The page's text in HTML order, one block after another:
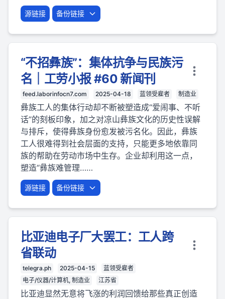
源链接 备份链接
“不招彝族”：集体抗争与民族污
名｜工劳小报 #60 新闻刊
feed.laborinfocn7.com 2025-04-18 蓝领受雇者 制造业
彝族工人的集体行动却不断被塑造成“爱闹事、不听
话”的刻板印象，加之对凉山彝族文化的历史性误解
与排斥，使得彝族身份愈发被污名化。因此，彝族
工人很难得到社会层面的支持，只能更多地依靠同
族的帮助在劳动市场中生存。企业却利用这一点，
塑造“彝族难管理……
源链接 备份链接
比亚迪电子厂大罢工：工人跨
省联动
telegra.ph 2025-04-15
蓝领受雇者
电子/仪器/计算机, 制造业
江苏省
比亚迪显然无意将飞涨的利润回馈给那些真正创造